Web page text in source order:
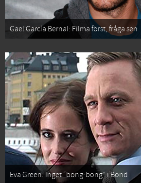
Gael García Bernal: Filma först, fråga sen
Eva Green: Inget “bong-bong” i Bond